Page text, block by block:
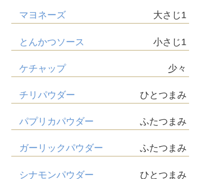
マヨネーズ 大さじ1
とんかつソース 小さじ1
ケチャップ 少々
チリパウダー ひとつまみ
パプリカパウダー ふたつまみ
ガーリックパウダー ふたつまみ
シナモンパウダー ひとつまみ